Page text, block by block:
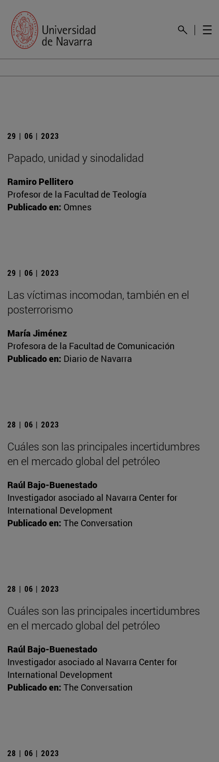
29 | 06 | 2023
Papado, unidad y sinodalidad
Ramiro Pellitero
Profesor de la Facultad de Teología
Publicado en: Omnes
29 | 06 | 2023
Las víctimas incomodan, también en el
posterrorismo
María Jiménez
Profesora de la Facultad de Comunicación
Publicado en: Diario de Navarra
28 | 06 | 2023
Cuáles son las principales incertidumbres
en el mercado global del petróleo
Raúl Bajo-Buenestado
Investigador asociado al Navarra Center for
International Development
Publicado en: The Conversation
28 | 06 | 2023
Cuáles son las principales incertidumbres
en el mercado global del petróleo
Raúl Bajo-Buenestado
Investigador asociado al Navarra Center for
International Development
Publicado en: The Conversation
28 | 06 | 2023